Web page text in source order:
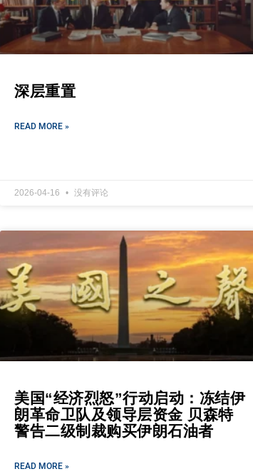
深层重置
READ MORE »
2026-04-16 没有评论
美国“经济烈怒”行动启动：冻结伊
朗革命卫队及领导层资金 贝森特
警告二级制裁购买伊朗石油者
READ MORE »